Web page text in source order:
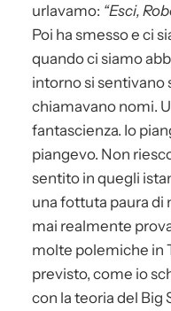
urlavamo: “Esci,
Poi ha smesso e ci
quando ci siamo
intorno si sentivano
chiamavano nomi.
fantascienza. Io
piangevo. Non
sentito in quegli
una fottuta paura di
mai realmente
molte polemiche in
previsto, come io
con la teoria del Big